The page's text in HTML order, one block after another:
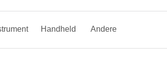
Handheld Andere